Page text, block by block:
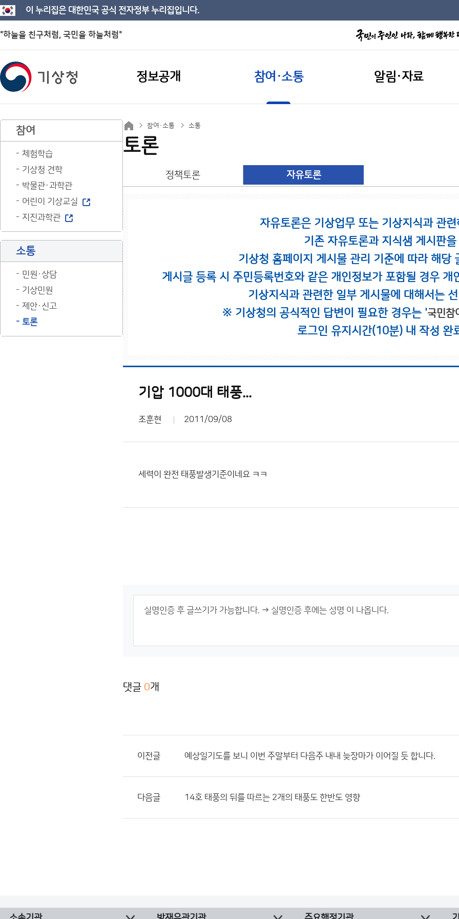
이 누리집은 대한민국 공식 전자정부 누리집입니다.
"하늘을 친구처럼, 국민을 하늘처럼"
정보공개 참여·소통 알림·자료
참여
체험학습
기상청 견학
박물관·과학관
어린이 기상교실
지진과학관
소통
민원·상담
기상민원
제안·신고
토론
참여·소통 소통
토론
정책토론 자유토론
자유토론은 기상업무 또는 기상지식과 관
기존 자유토론과 지식샘 게시판
기상청 홈페이지 게시물 관리 기준에 따라 해당
게시글 등록 시 주민등록번호와 같은 개인정보가 포함될 경우
기상지식과 관련한 일부 게시물에 대해서는
※ 기상청의 공식적인 답변이 필요한 경우는 '국민참
로그인 유지시간(10분) 내 작성 완
기압 1000대 태풍...
조훈현 2011/09/08
세력이 완전 태풍발생기준이네요 ㅋㅋ
댓글 0개
이전글 예상일기도를 보니 이번 주말부터 다음주 내내 늦장마가 이어질 듯 합니다.
다음글 14호 태풍의 뒤를 따르는 2개의 태풍도 한반도 영향